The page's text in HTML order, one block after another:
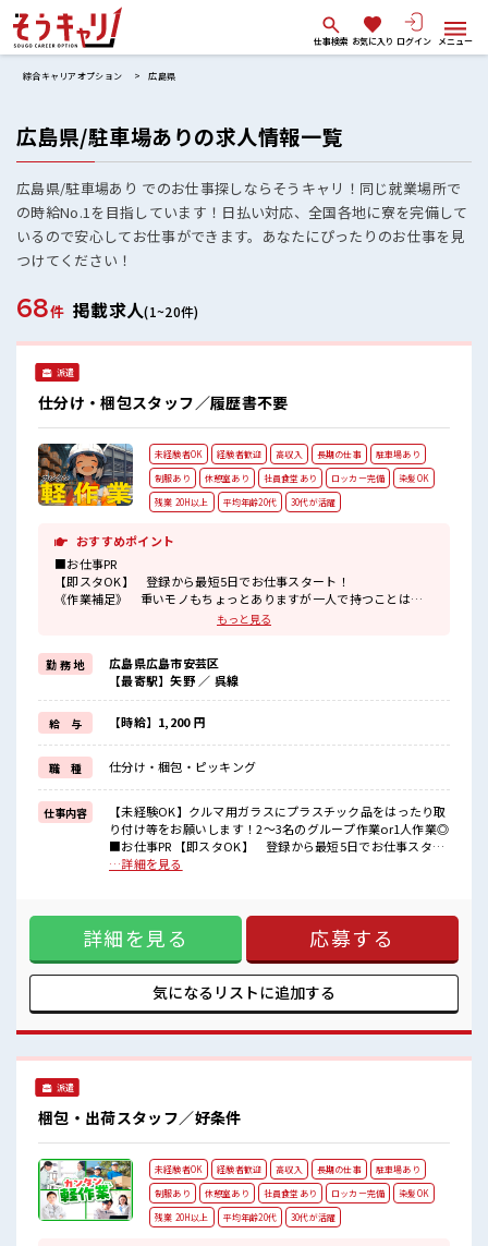
仕事検索 お気に入り ログイン メニュー
綜合キャリアオプション 広島県
広島県/駐車場ありの求人情報一覧
広島県/駐車場あり でのお仕事探しならそうキャリ！同じ就業場所で
の時給No.1を目指しています！日払い対応、全国各地に寮を完備して
いるので安心してお仕事ができます。あなたにぴったりのお仕事を見
つけてください！
68件 掲載求人(1~20件)
派遣
仕分け・梱包スタッフ／履歴書不要
未経験者OK 経験者歓迎 高収入 長期の仕事
駐車場あり
制服あり
休憩室あり 社員食堂あり ロッカー完備
染髪OK
残業 20H以上
平均年齢20代 30代が活躍
おすすめポイント
■お仕事PR
【即スタOK】 登録から最短5日でお仕事スタート！
《作業補足》 重いモノもちょっとありますが一人で持つことはな
《通勤》バイク・自転車・公共交通機関をご利用くださいネ！
通勤交通費も支給されます！
お弁当を数種類から選んで注文OK♪
ユニフォームの貸し出しがあるのもうれしいpoint☆
コンビニが近くにありベンリ！
とりあえずの応募も大カンゲイ！
気になった方はお気軽にご応募くださいネ★
■職場の雰囲気
10代～30代の男性スタッフさんもカツヤク中の職場☆
とってもキレイで空調完備も完備♪
年中カイテキにオシゴトしていただけます♪
髪のカラーリングはキバツ過ぎなければOK♪
もっと見る
勤 務 地
広島県広島市安芸区
【最寄駅】矢野 ／ 呉線
給 与 【時給】1,200 円
職 種 仕分け・梱包・ピッキング
仕事内容
【未経験OK】クルマ用ガラスにプラスチック品をはったり取
り付け等をお願いします！2～3名のグループ作業or1人作業◎
■お仕事PR 【即スタOK】 登録から最短5日でお仕事スター
ト！ 《作業補足》 重いモノもちょっとありますが一人で持
交通機関をご利用くださいネ！ 通勤交通費も支給されま
す！ お弁当を数種類から選んで注文OK♪ ユニフォームの貸
し出しがあるのもうれしいpoint☆ コンビニが近くにありベン
リ！ とりあえずの応募も大カンゲイ！ 気になった方はお気軽
にご応募くださいネ★ ■職場の雰囲気 10代～30代の男性スタ
ッフさんもカツヤク中の職場☆ とってもキレイで空調完備も
ーリングはキバツ過ぎなければOK♪ ロッカー・休憩室もあり
◎
…詳細を見る
詳細を見る 応募する
気になるリストに追加する
派遣
梱包・出荷スタッフ／好条件
未経験者OK 経験者歓迎 高収入 長期の仕事
駐車場あり
制服あり
休憩室あり 社員食堂あり ロッカー完備
染髪OK
残業 20H以上
平均年齢20代 30代が活躍